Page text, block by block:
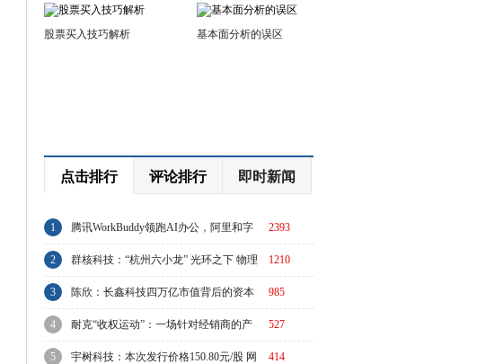
股票买入技巧解析 基本面分析的误区
点击排行 评论排行 即时新闻
2393
1 腾讯WorkBuddy领跑AI办公，阿里和字
节急了？ 1210
2 群核科技：“杭州六小龙” 光环之下 物理
AI故事有水分吗？ 985
3 陈欣：长鑫科技四万亿市值背后的资本
与周期 527
4 耐克“收权运动”：一场针对经销商的产
业链价值重估 414
5 宇树科技：本次发行价格150.80元/股 网